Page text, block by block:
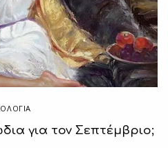
για τον Σεπτέμβριο;